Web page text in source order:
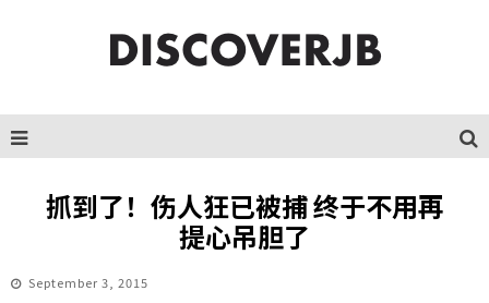
抓到了！伤人狂已被捕 终于不用再
提心吊胆了
September 3, 2015